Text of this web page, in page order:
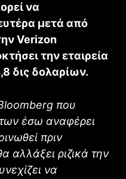
να
μετά από
Verizon
την εταιρεία
δις δολαρίων.
που
των έσω αναφέρει
πριν
αλλάξει ριζικά την
να